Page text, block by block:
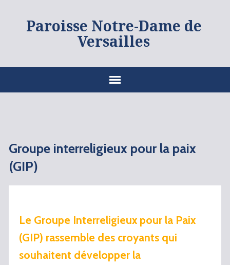
Paroisse Notre-Dame de
Versailles
Groupe interreligieux pour la paix
(GIP)
Le Groupe Interreligieux pour la Paix
(GIP) rassemble des croyants qui
souhaitent développer la